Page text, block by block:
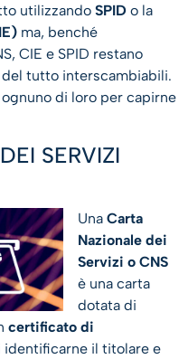
utilizzando SPID o la
ma, benché
CIE e SPID restano
tutto interscambiabili.
di loro per capirne
SERVIZI
Una Carta
Nazionale dei
Servizi o CNS
è una carta
dotata di
certificato di
il titolare e